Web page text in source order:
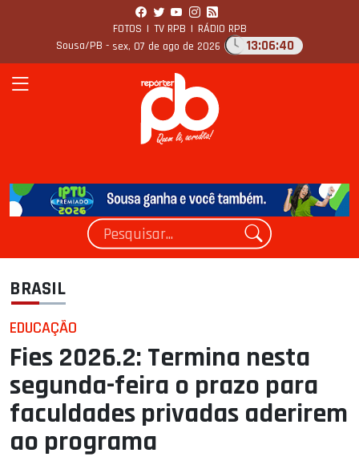
FOTOS | TV RPB | RÁDIO RPB
Sousa/PB - sex, 07 de ago de 2026 13:06:41
BRASIL
EDUCAÇÃO
Fies 2026.2: Termina nesta
segunda-feira o prazo para
faculdades privadas aderirem
ao programa